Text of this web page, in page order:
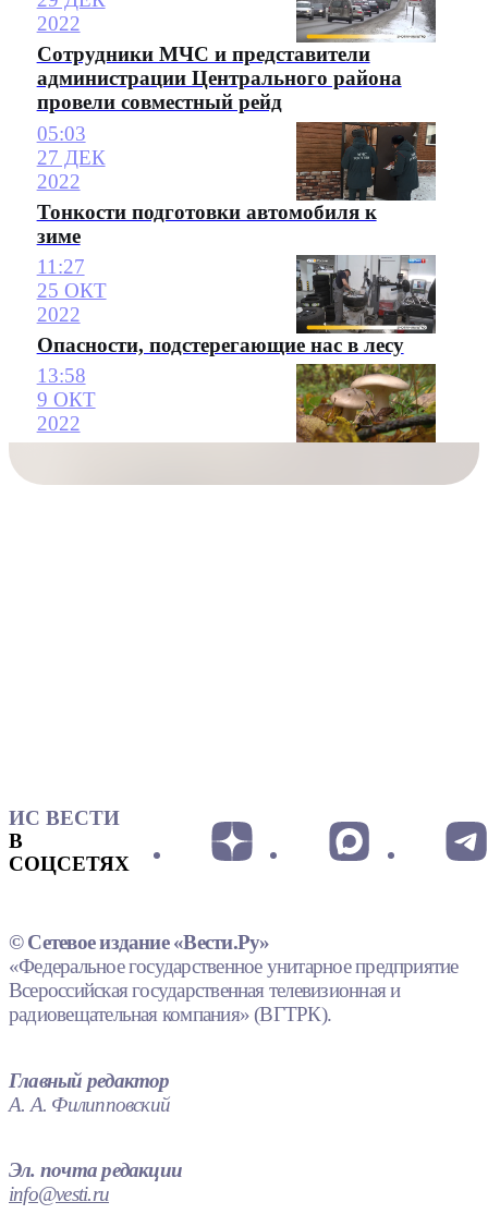
2022
Сотрудники МЧС и представители
администрации Центрального района
провели совместный рейд
05:03
27 ДЕК
2022
Тонкости подготовки автомобиля к
зиме
11:27
25 ОКТ
2022
Опасности, подстерегающие нас в лесу
13:58
9 ОКТ
2022
ИС ВЕСТИ
В
СОЦСЕТЯХ
© Сетевое издание «Вести.Ру»
«Федеральное государственное унитарное предприятие
Всероссийская государственная телевизионная и
радиовещательная компания» (ВГТРК).
Главный редактор
А. А. Филипповский
Эл. почта редакции
info@vesti.ru